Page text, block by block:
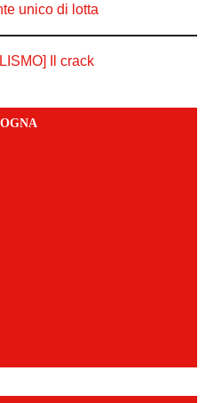
unico di lotta
Il crack